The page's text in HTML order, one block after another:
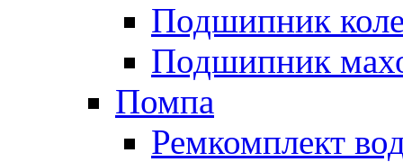
Подшипник
Подшипник
Помпа
Ремкомплект